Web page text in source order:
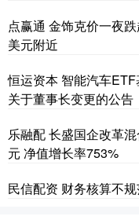
点赢通 金饰克价一夜
美元附近
恒运资本 智能汽车
关于董事长变更的公告
乐融配 长盛国企改革
元 净值增长率753%
民信配资 财务核算不